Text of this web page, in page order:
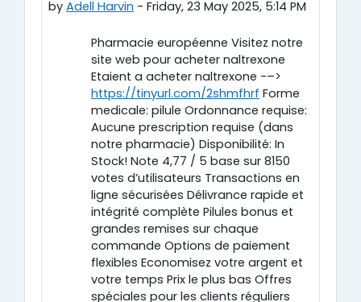
by Adell Harvin - Friday, 23 May 2025, 5:14 PM
Pharmacie européenne Visitez notre
site web pour acheter naltrexone
Etaient a acheter naltrexone -–>
https://tinyurl.com/2shmfhrf Forme
medicale: pilule Ordonnance requise:
Aucune prescription requise (dans
notre pharmacie) Disponibilité: In
Stock! Note 4,77 / 5 base sur 8150
votes d’utilisateurs Transactions en
ligne sécurisées Délivrance rapide et
intégrité complète Pilules bonus et
grandes remises sur chaque
commande Options de paiement
flexibles Economisez votre argent et
votre temps Prix le plus bas Offres
spéciales pour les clients réguliers